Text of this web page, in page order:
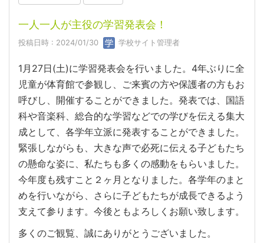
一人一人が主役の学習発表会！
投稿日時 : 2024/01/30 学校サイト管理者
1月27日(土)に学習発表会を行いました。4年ぶりに全
児童が体育館で参観し、ご来賓の方や保護者の方もお
呼びし、開催することができました。発表では、国語
科や音楽科、総合的な学習などでの学びを伝える集大
成として、各学年立派に発表することができました。
緊張しながらも、大きな声で必死に伝える子どもたち
の懸命な姿に、私たちも多くの感動をもらいました。
今年度も残すこと２ヶ月となりました。各学年のまと
めを行いながら、さらに子どもたちが成長できるよう
支えて参ります。今後ともよろしくお願い致します。
多くのご観覧、誠にありがとうございました。